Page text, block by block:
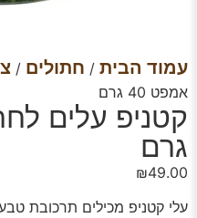
עמוד הבית / חתולים /
אמפט 40 גרם
גרם
₪49.00
עלי קטניפ מכילים תרכובת